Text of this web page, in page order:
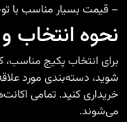
– قیمت بسیار مناسب با
نحوه انتخاب
برای انتخاب پکیج
شوید، دسته‌بندی مورد
خریداری کنید. تمامی
می‌شوند.